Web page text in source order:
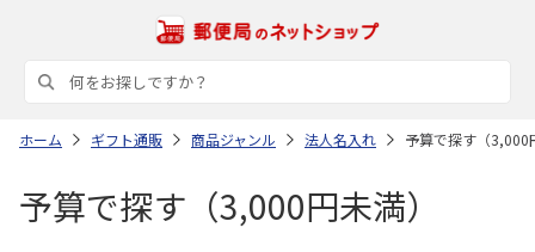
ホーム ギフト通販 商品ジャンル 法人名入れ 予算で探す（3,000
予算で探す（3,000円未満）